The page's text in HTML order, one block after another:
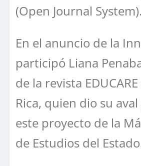
(Open Journal System).
En el anuncio de la
participó Liana
de la revista
Rica, quien dio su
este proyecto de la
de Estudios del